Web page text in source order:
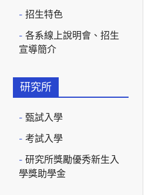
招生特色
各系線上說明會、招生
宣導簡介
研究所
甄試入學
考試入學
研究所獎勵優秀新生入
學獎助學金